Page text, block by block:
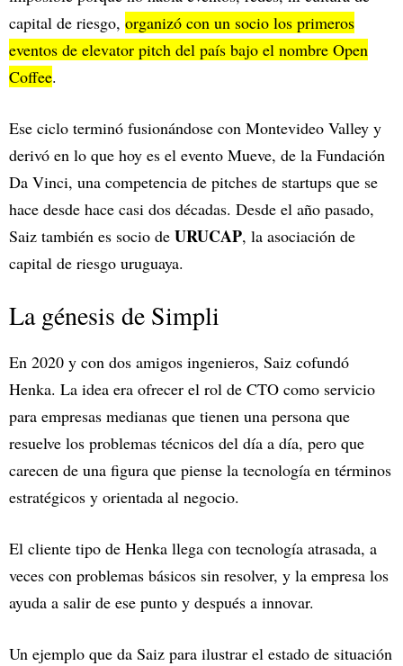
capital de riesgo, organizó con un socio los primeros
eventos de elevator pitch del país bajo el nombre Open
Coffee.
Ese ciclo terminó fusionándose con Montevideo Valley y
derivó en lo que hoy es el evento Mueve, de la Fundación
Da Vinci, una competencia de pitches de startups que se
hace desde hace casi dos décadas. Desde el año pasado,
Saiz también es socio de URUCAP, la asociación de
capital de riesgo uruguaya.
La génesis de Simpli
En 2020 y con dos amigos ingenieros, Saiz cofundó
Henka. La idea era ofrecer el rol de CTO como servicio
para empresas medianas que tienen una persona que
resuelve los problemas técnicos del día a día, pero que
carecen de una figura que piense la tecnología en términos
estratégicos y orientada al negocio.
El cliente tipo de Henka llega con tecnología atrasada, a
veces con problemas básicos sin resolver, y la empresa los
ayuda a salir de ese punto y después a innovar.
Un ejemplo que da Saiz para ilustrar el estado de situación